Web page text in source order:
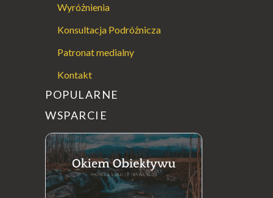
Wyróżnienia
Konsultacja Podróżnicza
Patronat medialny
Kontakt
POPULARNE
WSPARCIE